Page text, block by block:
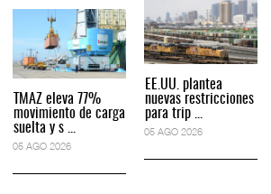
TMAZ eleva 77%
movimiento de carga
suelta y s ...
05 AGO 2026
EE.UU. plantea
nuevas restricciones
para trip ...
05 AGO 2026